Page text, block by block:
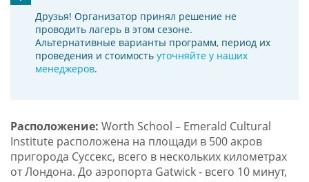
Друзья! Организатор принял решение не
проводить лагерь в этом сезоне.
Альтернативные варианты программ, период их
проведения и стоимость уточняйте у наших
менеджеров.
Расположение: Worth School – Emerald Cultural
Institute расположена на площади в 500 акров
пригорода Суссекс, всего в нескольких километрах
от Лондона. До аэропорта Gatwick - всего 10 минут,